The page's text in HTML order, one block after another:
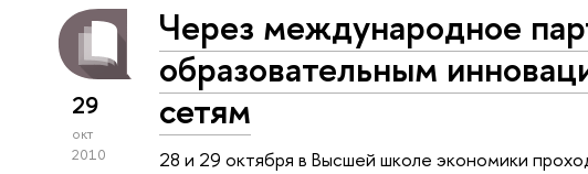
29
окт
2010
Через международное
образовательным
сетям
28 и 29 октября в Высшей школе экономики